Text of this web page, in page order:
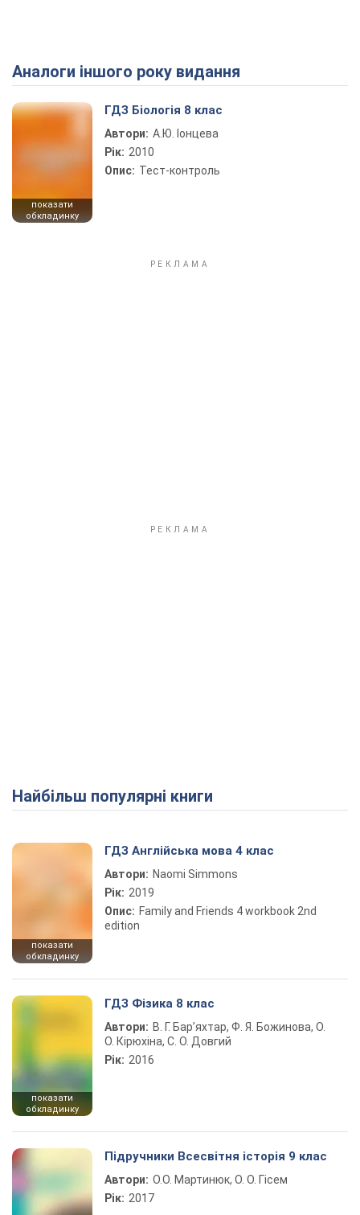
Play Video
Аналоги іншого року видання
показати
обкладинку
ГДЗ Біологія 8 клас
Автори: А.Ю. Іонцева
Рік: 2010
Опис: Тест-контроль
Найбільш популярні книги
показати
обкладинку
ГДЗ Англійська мова 4 клас
Автори: Naomi Simmons
Рік: 2019
Опис: Family and Friends 4 workbook 2nd
edition
показати
обкладинку
ГДЗ Фізика 8 клас
Автори: В. Г. Бар’яхтар, Ф. Я. Божинова, О.
О. Кірюхіна, С. О. Довгий
Рік: 2016
Підручники Всесвітня історія 9 клас
Автори: О.О. Мартинюк, О. О. Гісем
Рік: 2017